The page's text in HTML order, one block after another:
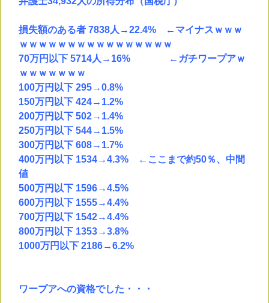
損失額のある者 7838人→22.4% ←マイナスｗｗｗ
ｗｗｗｗｗｗｗｗｗｗｗｗｗｗｗｗ
70万円以下 5714人→16% ←ガチワープアｗ
ｗｗｗｗｗｗｗ
100万円以下 295→0.8%
150万円以下 424→1.2%
200万円以下 502→1.4%
250万円以下 544→1.5%
300万円以下 608→1.7%
400万円以下 1534→4.3% ←ここまで約50％、中間
値
500万円以下 1596→4.5%
600万円以下 1555→4.4%
700万円以下 1542→4.4%
800万円以下 1353→3.8%
1000万円以下 2186→6.2%
ワープアへの資格でした・・・